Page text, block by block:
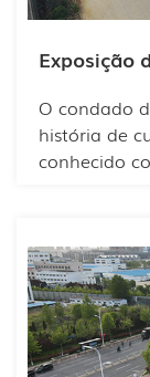
Exposição
O condado
história de
conhecido
350.000
comércio
maior
de flores e